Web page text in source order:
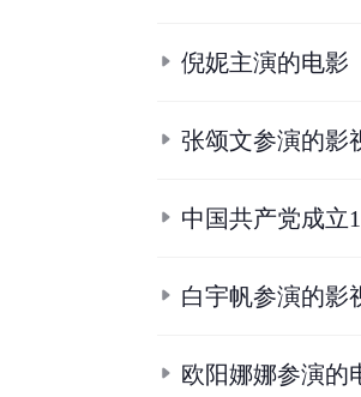
倪妮主演的电影
张颂文参演的影
中国共产党成立
白宇帆参演的影
欧阳娜娜参演的